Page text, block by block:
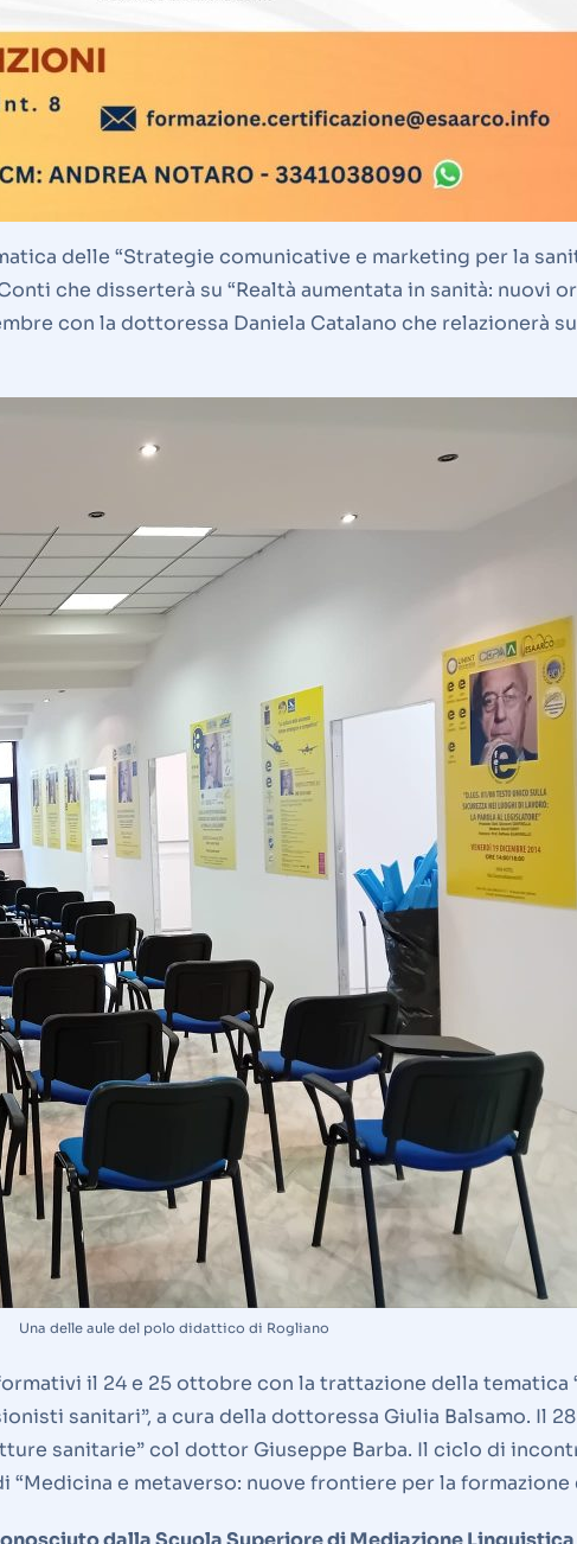
delle “Strategie comunicative e marketing per la
che disserterà su “Realtà aumentata in sanità: nuovi
con la dottoressa Daniela Catalano che relazionerà
Una delle aule del polo didattico di Rogliano
il 24 e 25 ottobre con la trattazione della tematica
sanitari”, a cura della dottoressa Giulia Balsamo. Il
sanitarie” col dottor Giuseppe Barba. Il ciclo di
e metaverso: nuove frontiere per la formazione